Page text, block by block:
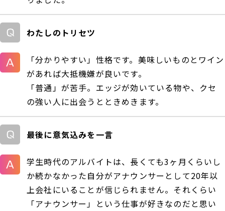
わたしのトリセツ
「分かりやすい」性格です。美味しいものとワイン
があれば大抵機嫌が良いです。
「普通」が苦手。エッジが効いている物や、クセ
の強い人に出会うとときめきます。
最後に意気込みを一言
学生時代のアルバイトは、長くても3ヶ月くらいし
か続かなかった自分がアナウンサーとして20年以
上会社にいることが信じられません。それくらい
「アナウンサー」という仕事が好きなのだと思い